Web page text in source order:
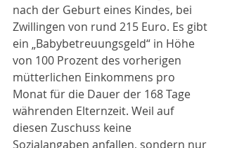
nach der Geburt eines Kindes, bei
Zwillingen von rund 215 Euro. Es gibt
ein „Babybetreuungsgeld“ in Höhe
von 100 Prozent des vorherigen
mütterlichen Einkommens pro
Monat für die Dauer der 168 Tage
währenden Elternzeit. Weil auf
diesen Zuschuss keine
Sozialangaben anfallen, sondern nur